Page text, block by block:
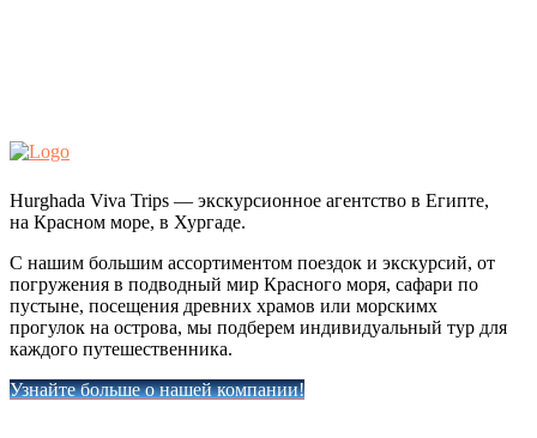
Hurghada Viva Trips — экскурсионное агентство в Египте,
на Красном море, в Хургаде.
С нашим большим ассортиментом поездок и экскурсий, от
погружения в подводный мир Красного моря, сафари по
пустыне, посещения древних храмов или морскимх
прогулок на острова, мы подберем индивидуальный тур для
каждого путешественника.
Узнайте больше о нашей компании!